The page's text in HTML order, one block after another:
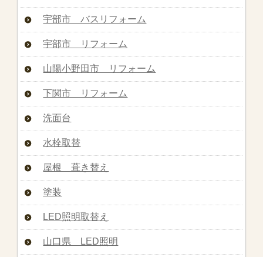
宇部市 バスリフォーム
宇部市 リフォーム
山陽小野田市 リフォーム
下関市 リフォーム
洗面台
水栓取替
屋根 葺き替え
塗装
LED照明取替え
山口県 LED照明